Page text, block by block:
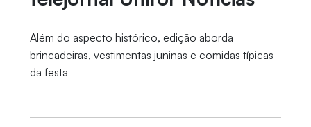
Além do aspecto histórico, edição aborda
brincadeiras, vestimentas juninas e comidas típicas
da festa